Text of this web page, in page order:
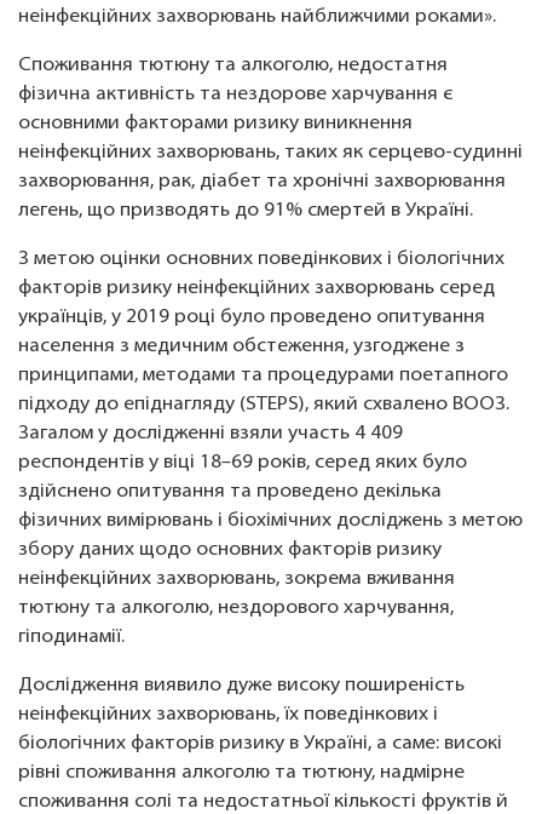
неінфекційних захворювань найближчими роками».
Споживання тютюну та алкоголю, недостатня
фізична активність та нездорове харчування є
основними факторами ризику виникнення
неінфекційних захворювань, таких як серцево-судинні
захворювання, рак, діабет та хронічні захворювання
легень, що призводять до 91% смертей в Україні.
З метою оцінки основних поведінкових і біологічних
факторів ризику неінфекційних захворювань серед
українців, у 2019 році було проведено опитування
населення з медичним обстеження, узгоджене з
принципами, методами та процедурами поетапного
підходу до епіднагляду (STEPS), який схвалено ВООЗ.
Загалом у дослідженні взяли участь 4 409
респондентів у віці 18–69 років, серед яких було
здійснено опитування та проведено декілька
фізичних вимірювань і біохімічних досліджень з метою
збору даних щодо основних факторів ризику
неінфекційних захворювань, зокрема вживання
тютюну та алкоголю, нездорового харчування,
гіподинамії.
Дослідження виявило дуже високу поширеність
неінфекційних захворювань, їх поведінкових і
біологічних факторів ризику в Україні, а саме: високі
рівні споживання алкоголю та тютюну, надмірне
споживання солі та недостатньої кількості фруктів й